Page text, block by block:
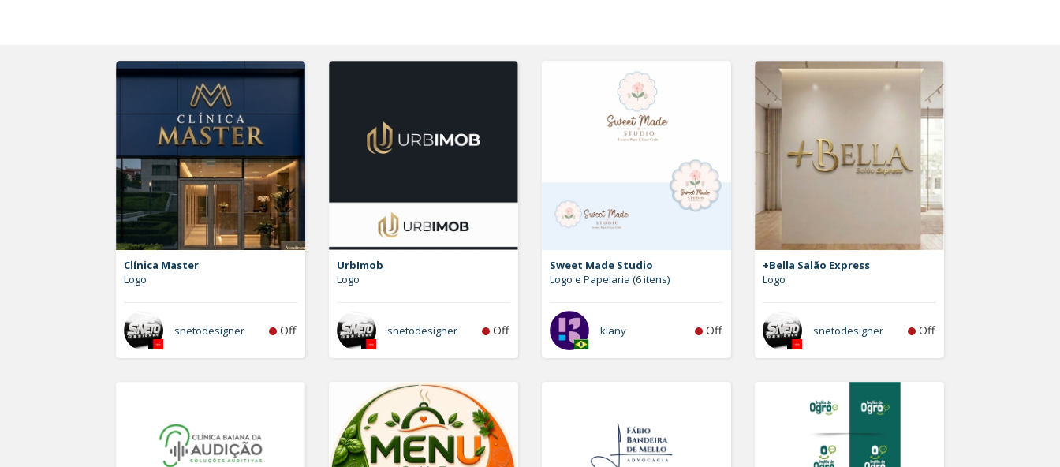
Clínica Master
Logo
snetodesigner Off
UrbImob
Logo
snetodesigner Off
Sweet Made Studio
Logo e Papelaria (6 itens)
klany Off
+Bella Salão Express
Logo
snetodesigner Off